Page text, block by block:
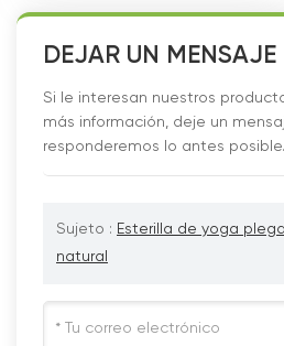
DEJAR UN MENSAJE
Si le interesan nuestros
más información, deje un
responderemos lo antes posible.
Sujeto : Esterilla de yoga
natural